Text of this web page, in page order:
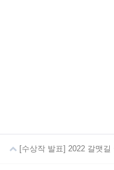
[수상작 발표] 2022 갈맷